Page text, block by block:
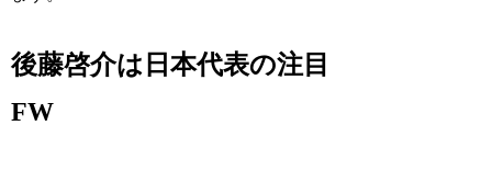
後藤啓介は日本代表の注目
FW